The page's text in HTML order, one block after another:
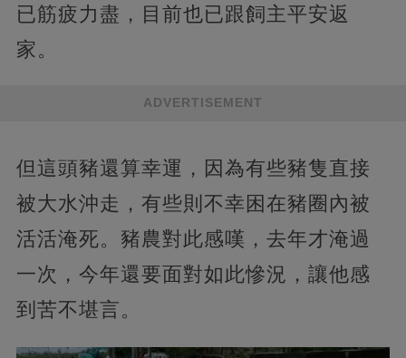
已筋疲力盡，目前也已跟飼主平安返
家。
ADVERTISEMENT
但這頭豬還算幸運，因為有些豬隻直接
被大水沖走，有些則不幸困在豬圈內被
活活淹死。豬農對此感嘆，去年才淹過
一次，今年還要面對如此慘況，讓他感
到苦不堪言。